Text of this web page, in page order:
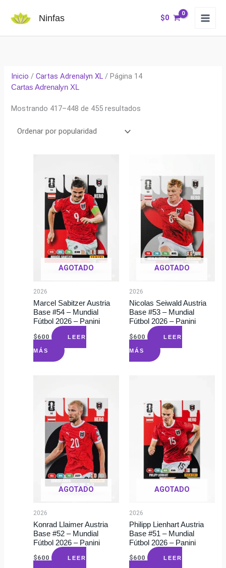
Ninfas $0
Inicio /Cartas Adrenalyn XL / Página 14
Cartas Adrenalyn XL
Mostrando 417–448 de 455 resultados
AGOTADO
2026
Marcel Sabitzer Austria
Base #54 – Mundial
Fútbol 2026 – Panini
$600 LEER
MÁS
AGOTADO
2026
Nicolas Seiwald Austria
Base #53 – Mundial
Fútbol 2026 – Panini
$600 LEER
MÁS
AGOTADO
2026
Konrad Llaimer Austria
Base #52 – Mundial
Fútbol 2026 – Panini
$600 LEER
AGOTADO
2026
Philipp Lienhart Austria
Base #51 – Mundial
Fútbol 2026 – Panini
$600 LEER